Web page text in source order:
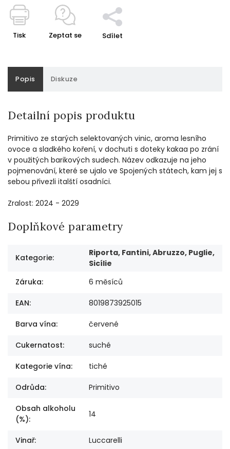
Tisk Zeptat se Sdílet
Popis Diskuze
Detailní popis produktu
Primitivo ze starých selektovaných vinic, aroma lesního
ovoce a sladkého koření, v dochuti s doteky kakaa po zrání
v použitých barikových sudech. Název odkazuje na jeho
pojmenování, které se ujalo ve Spojených státech, kam jej s
sebou přivezli italští osadníci.
Zralost: 2024 - 2029
Doplňkové parametry
Kategorie:
Riporta, Fantini, Abruzzo, Puglie,
Sicílie
Záruka: 6 měsíců
EAN: 8019873925015
Barva vína: červené
Cukernatost: suché
Kategorie vína: tiché
Odrůda: Primitivo
Obsah alkoholu
(%): 14
Vinař: Luccarelli